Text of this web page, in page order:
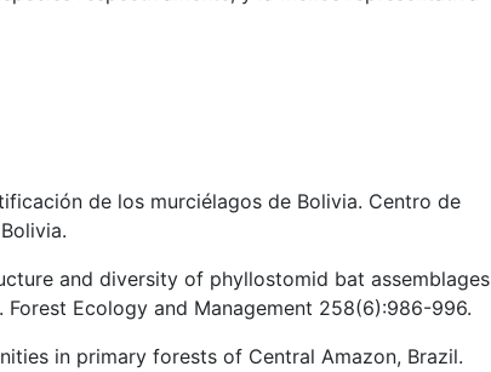
de los murciélagos de Bolivia. Centro de
and diversity of phyllostomid bat assemblages
Ecology and Management 258(6):986-996.
in primary forests of Central Amazon, Brazil.